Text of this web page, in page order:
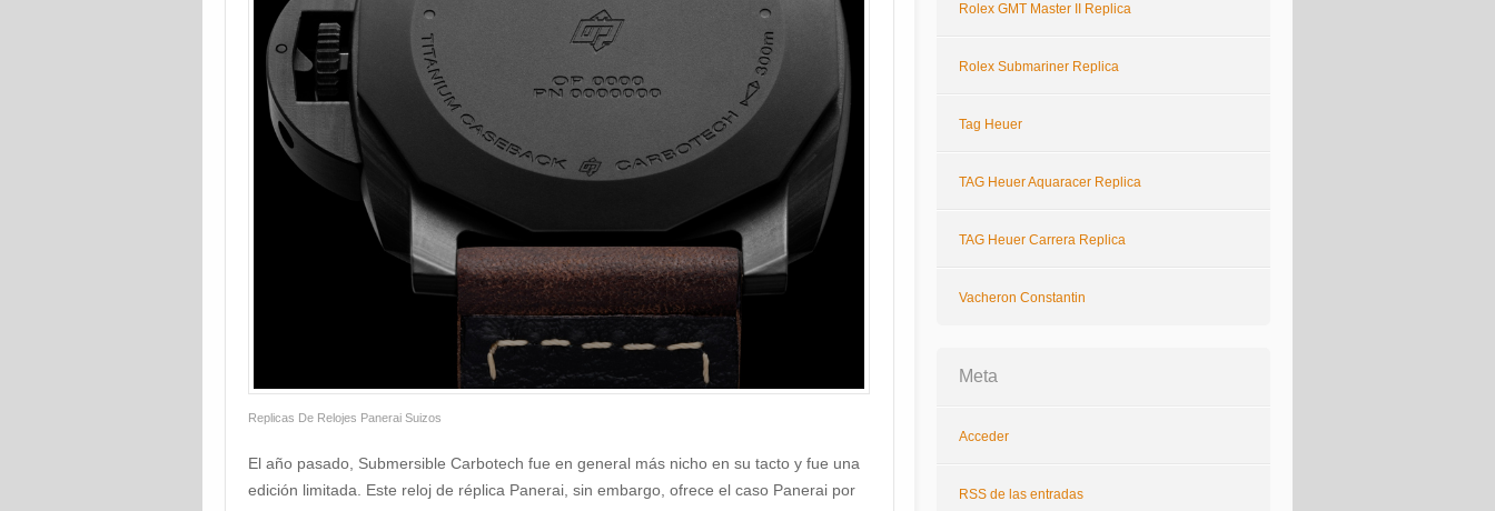
Replicas De Relojes Panerai Suizos
El año pasado, Submersible Carbotech fue en general más nicho en su tacto y fue una
edición limitada. Este reloj de réplica Panerai, sin embargo, ofrece el caso Panerai por
Rolex GMT Master II Replica
Rolex Submariner Replica
Tag Heuer
TAG Heuer Aquaracer Replica
TAG Heuer Carrera Replica
Vacheron Constantin
Meta
Acceder
RSS de las entradas